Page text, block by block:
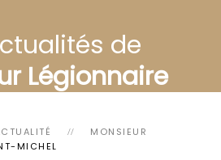
de
Légionnaire
MONSIEUR
MICHEL